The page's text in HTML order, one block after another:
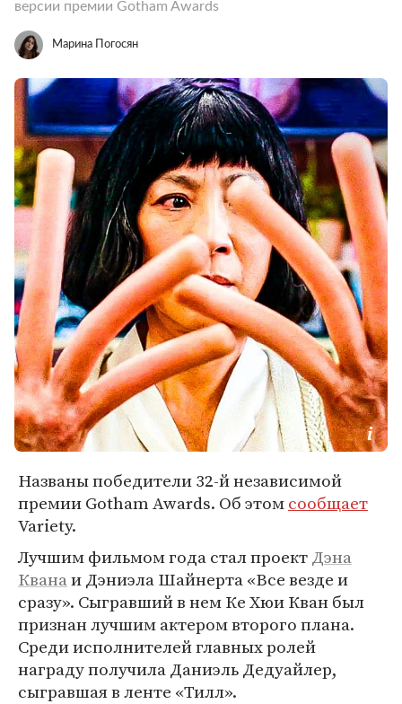
версии премии Gotham Awards
Марина Погосян
Названы победители 32-й независимой
премии Gotham Awards. Об этомсообщает
Variety.
Лучшим фильмом года стал проектДэна
Кванаи Дэниэла Шайнерта «Все везде и
сразу». Сыгравший в нем Ке Хюи Кван был
признан лучшим актером второго плана.
Среди исполнителей главных ролей
награду получила Даниэль Дедуайлер,
сыгравшая в ленте «Тилл».